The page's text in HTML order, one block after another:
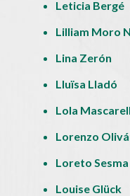
Leticia Bergé
Lilliam Moro
Lina Zerón
Lluïsa Lladó
Lola Mascarell
Lorenzo
Loreto Sesma
Louise Glück